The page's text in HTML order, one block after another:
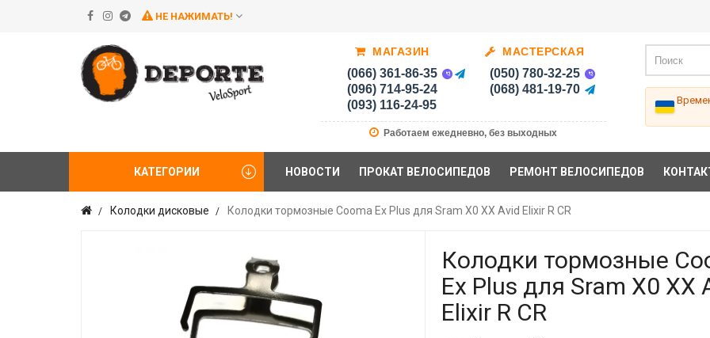
НЕ НАЖИМАТЬ!
МАГАЗИН
(066) 361-86-35
(096) 714-95-24
(093) 116-24-95
МАСТЕРСКАЯ
(050) 780-32-25
(068) 481-19-70
Работаем ежедневно, без выходных
КАТЕГОРИИ НОВОСТИ ПРОКАТ ВЕЛОСИПЕДОВ РЕМОНТ ВЕЛОСИПЕДОВ
Колодки дисковые Колодки тормозные Cooma Ex Plus для Sram X0 XX Avid Elixir R CR
Колодки тормозные
Ex Plus для Sram X0 XX
Elixir R CR